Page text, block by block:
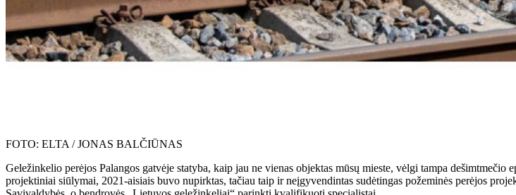
FOTO: ELTA / JONAS BALČIŪNAS
Geležinkelio perėjos Palangos gatvėje statyba, kaip jau ne vienas objektas mūsų mieste, vėlgi tampa
projektiniai siūlymai, 2021-aisiais buvo nupirktas, tačiau taip ir neįgyvendintas sudėtingas požeminės perėjos